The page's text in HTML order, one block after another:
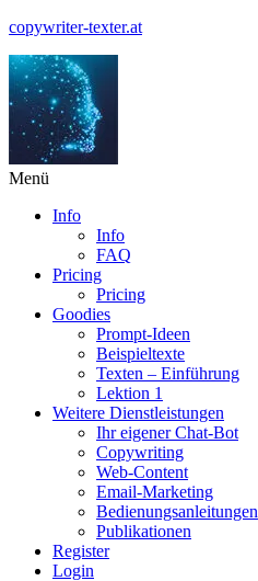
copywriter-texter.at
Menü
Info
Info
FAQ
Pricing
Pricing
Goodies
Prompt-Ideen
Beispieltexte
Texten – Einführung
Lektion 1
Weitere Dienstleistungen
Ihr eigener Chat-Bot
Copywriting
Web-Content
Email-Marketing
Bedienungsanleitungen
Publikationen
Register
Login